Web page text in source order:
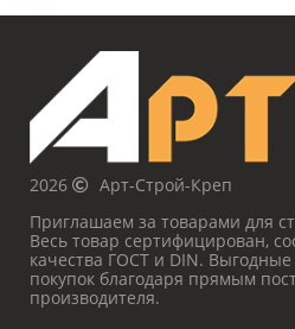
2026
Арт-Строй-Креп
Приглашаем за товарами для
Весь товар сертифицирован,
качества ГОСТ и DIN.
покупок благодаря прямым
производителя.